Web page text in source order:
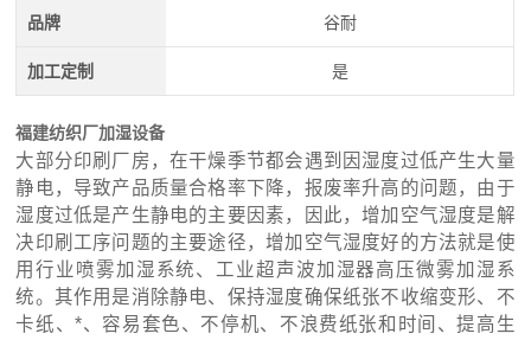
品牌 谷耐
加工定制 是
福建纺织厂加湿设备
大部分印刷厂房，在干燥季节都会遇到因湿度过低产生大量
静电，导致产品质量合格率下降，报废率升高的问题，由于
湿度过低是产生静电的主要因素，因此，增加空气湿度是解
决印刷工序问题的主要途径，增加空气湿度好的方法就是使
用行业喷雾加湿系统、工业超声波加湿器高压微雾加湿系
统。其作用是消除静电、保持湿度确保纸张不收缩变形、不
卡纸、*、容易套色、不停机、不浪费纸张和时间、提高生